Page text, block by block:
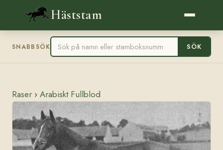
Häststam
SNABBSÖK SÖK
Raser › Arabiskt Fullblod